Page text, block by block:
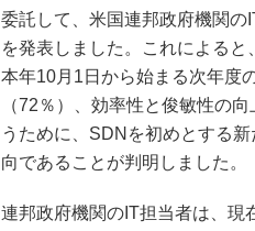
委託して、米国連邦政府機関
を発表しました。これによる
本年10月1日から始まる次年度
（72％）、効率性と俊敏性の
うために、SDNを初めとする
向であることが判明しました。
連邦政府機関のIT担当者は、現